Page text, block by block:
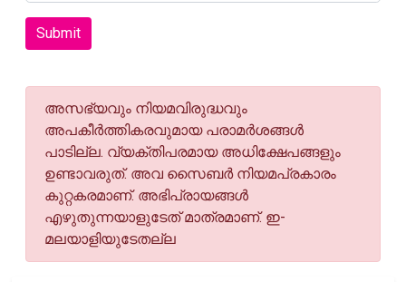
Submit
അസഭ്യവും നിയമവിരുദ്ധവും
അപകീര്‍ത്തികരവുമായ പരാമര്‍ശങ്ങള്‍
പാടില്ല. വ്യക്തിപരമായ അധിക്ഷേപങ്ങളും
ഉണ്ടാവരുത്. അവ സൈബര്‍ നിയമപ്രകാരം
കുറ്റകരമാണ്. അഭിപ്രായങ്ങള്‍
എഴുതുന്നയാളുടേത് മാത്രമാണ്. ഇ-
മലയാളിയുടേതല്ല